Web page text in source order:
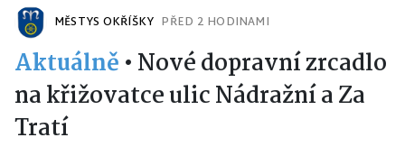
MĚSTYS OKŘÍŠKY PŘED 2 HODINAMI
Aktuálně • Nové dopravní zrcadlo
na křižovatce ulic Nádražní a Za
Tratí